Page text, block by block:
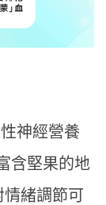
神經營養
含堅果的地
緒調節可